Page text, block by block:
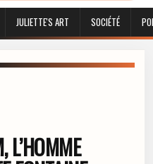
JULIETTE'S ART SOCIÉTÉ
L’HOMME